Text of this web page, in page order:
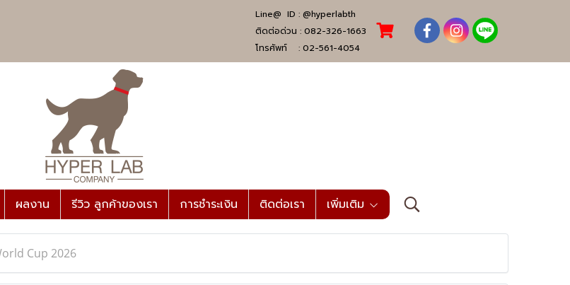
Line@ ID : @hyperlabth
ติดต่อด่วน : 082-326-1663
โทรศัพท์ : 02-561-4054
ผลงาน รีวิว ลูกค้าของเรา การชำระเงิน ติดต่อเรา เพิ่มเติม
Cup 2026